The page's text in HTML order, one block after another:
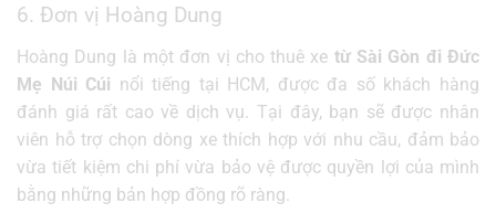
6. Đơn vị Hoàng Dung
Hoàng Dung là một đơn vị cho thuê xe từ Sài Gòn đi Đức
Mẹ Núi Cúi nổi tiếng tại HCM, được đa số khách hàng
đánh giá rất cao về dịch vụ. Tại đây, bạn sẽ được nhân
viên hỗ trợ chọn dòng xe thích hợp với nhu cầu, đảm bảo
vừa tiết kiệm chi phí vừa bảo vệ được quyền lợi của mình
bằng những bản hợp đồng rõ ràng.